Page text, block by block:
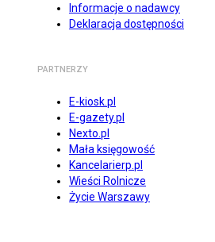
Informacje o nadawcy
Deklaracja dostępności
PARTNERZY
E-kiosk.pl
E-gazety.pl
Nexto.pl
Mała księgowość
Kancelarierp.pl
Wieści Rolnicze
Życie Warszawy